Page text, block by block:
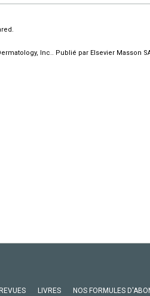
Inc.. Publié par Elsevier Masson
REVUES LIVRES NOS FORMULES